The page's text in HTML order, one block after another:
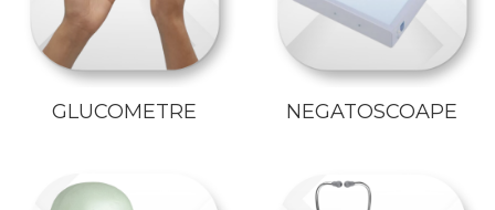
GLUCOMETRE NEGATOSCOAPE